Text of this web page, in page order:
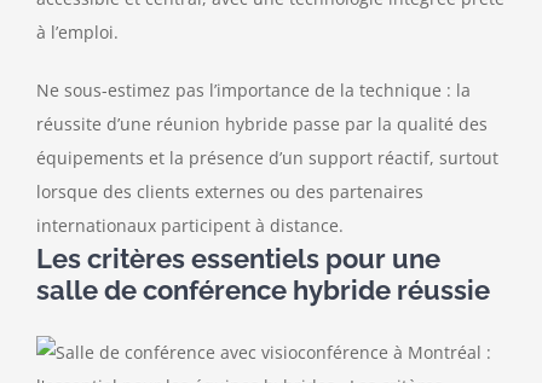
à l’emploi.
Ne sous-estimez pas l’importance de la technique : la
réussite d’une réunion hybride passe par la qualité des
équipements et la présence d’un support réactif, surtout
lorsque des clients externes ou des partenaires
internationaux participent à distance.
Les critères essentiels pour une
salle de conférence hybride réussie